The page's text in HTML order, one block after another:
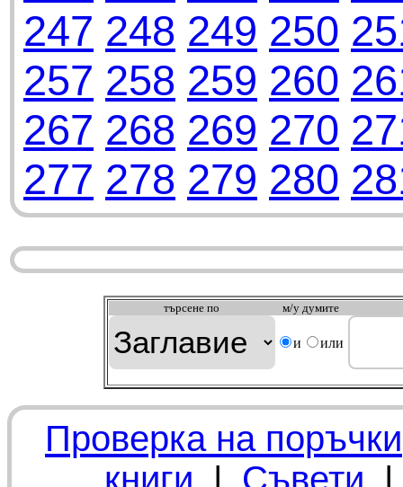
247 248 249 250
257 258 259 260
267 268 269 270
277 278 279 280
търсeне по м/у думите
и или
Проверка на поръчки
книги | Съвети